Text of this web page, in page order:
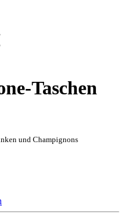
Taschen
und Champignons